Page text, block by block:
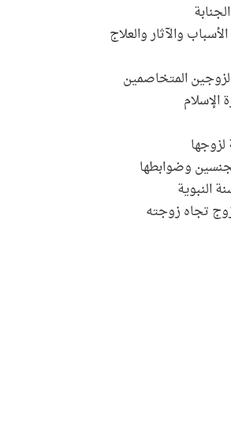
والآثار والعلاج
المتخاصمين
وضوابطها
النبوية